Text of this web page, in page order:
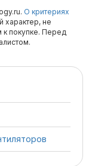
О критериях
характер, не
к покупке. Перед